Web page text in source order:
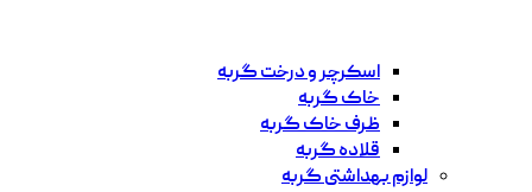
اسکرچر و درخت گربه
خاک گربه
ظرف خاک گربه
قلاده گربه
لوازم بهداشتی گربه